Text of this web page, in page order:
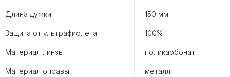
Длина дужки 150 мм
Защита от ультрафиолета 100%
Материал линзы поликарбонат
Материал оправы металл